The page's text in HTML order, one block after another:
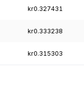
kr0.327431
kr0.333238
kr0.315303